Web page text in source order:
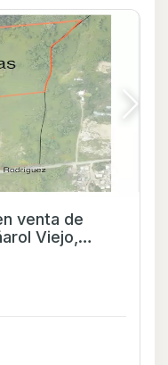
venta de
Viejo,